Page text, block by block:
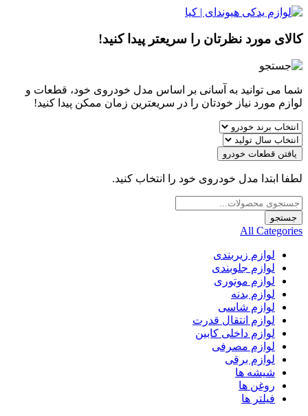
کالای مورد نظرتان را سریعتر پیدا کنید!
شما می توانید به آسانی بر اساس مدل خودروی خود، قطعات و
لوازم مورد نیاز خودتان را در سریعترین زمان ممکن پیدا کنید!
یافتن قطعات خودرو
لطفا ابتدا مدل خودروی خود را انتخاب کنید.
Products
search
جستجو
All Categories
لوازم زیربندی
لوازم جلوبندی
لوازم موتوری
لوازم بدنه
لوازم شاسی
لوازم انتقال قدرت
لوازم داخلی کابین
لوازم مصرفی
لوازم برقی
شیشه ها
روغن ها
فیلتر ها